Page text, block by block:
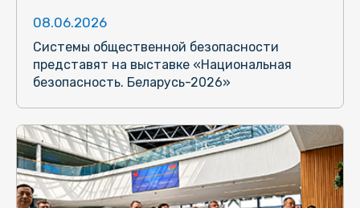
08.06.2026
Системы общественной безопасности
представят на выставке «Национальная
безопасность. Беларусь-2026»